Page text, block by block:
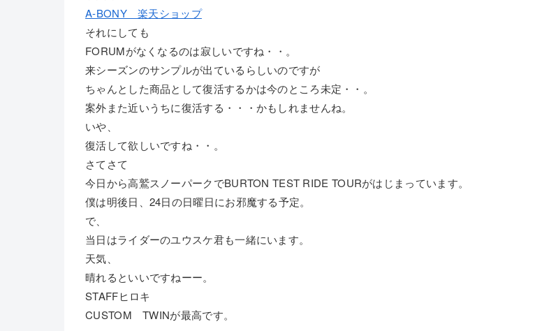
A-BONY 楽天ショップ
それにしても
FORUMがなくなるのは寂しいですね・・。
来シーズンのサンプルが出ているらしいのですが
ちゃんとした商品として復活するかは今のところ未定・・。
案外また近いうちに復活する・・・かもしれませんね。
いや、
復活して欲しいですね・・。
さてさて
今日から高鷲スノーパークでBURTON TEST RIDE TOURがはじまっています。
僕は明後日、24日の日曜日にお邪魔する予定。
で、
当日はライダーのユウスケ君も一緒にいます。
天気、
晴れるといいですねーー。
STAFFヒロキ
CUSTOM TWINが最高です。